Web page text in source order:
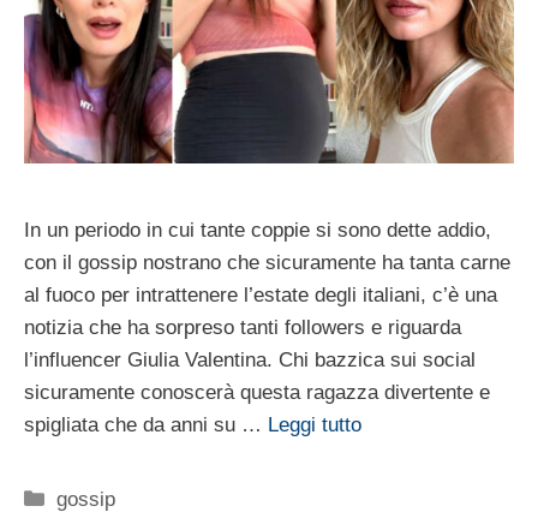
In un periodo in cui tante coppie si sono dette addio,
con il gossip nostrano che sicuramente ha tanta carne
al fuoco per intrattenere l’estate degli italiani, c’è una
notizia che ha sorpreso tanti followers e riguarda
l’influencer Giulia Valentina. Chi bazzica sui social
sicuramente conoscerà questa ragazza divertente e
spigliata che da anni su … Leggi tutto
Categorie
gossip